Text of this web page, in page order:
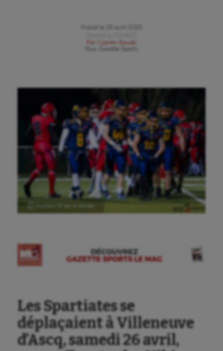
Publié le
30 avril 2025
Par
Cyprien Baude
Gazette Sports
Les Spartiates se
déplaçaient à Villeneuve
d’Ascq, samedi 26 avril,